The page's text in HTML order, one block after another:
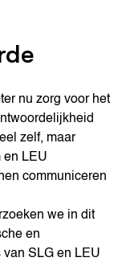
nu zorg voor het
zelf, maar
en LEU
communiceren
we in dit
en
SLG en LEU